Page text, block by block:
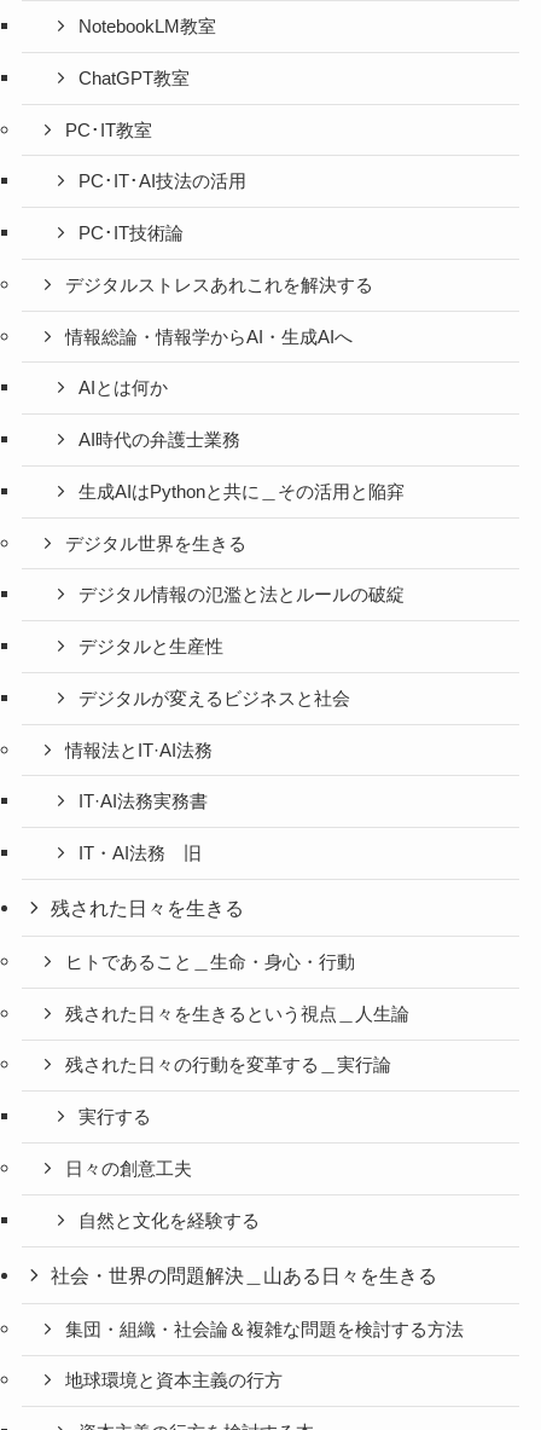
NotebookLM教室
ChatGPT教室
PC･IT教室
PC･IT･AI技法の活用
PC･IT技術論
デジタルストレスあれこれを解決する
情報総論・情報学からAI・生成AIへ
AIとは何か
AI時代の弁護士業務
生成AIはPythonと共に＿その活用と陥穽
デジタル世界を生きる
デジタル情報の氾濫と法とルールの破綻
デジタルと生産性
デジタルが変えるビジネスと社会
情報法とIT·AI法務
IT·AI法務実務書
IT・AI法務 旧
残された日々を生きる
ヒトであること＿生命・身心・行動
残された日々を生きるという視点＿人生論
残された日々の行動を変革する＿実行論
実行する
日々の創意工夫
自然と文化を経験する
社会・世界の問題解決＿山ある日々を生きる
集団・組織・社会論＆複雑な問題を検討する方法
地球環境と資本主義の行方